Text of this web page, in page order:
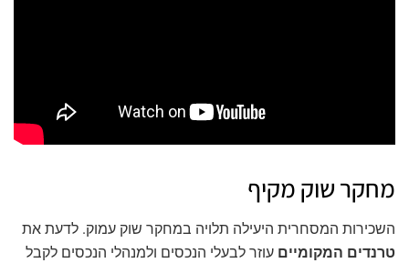
מחקר שוק מקיף
השכירות המסחרית היעילה תלויה במחקר שוק עמוק. לדעת את
טרנדים המקומיים עוזר לבעלי הנכסים ולמנהלי הנכסים לקבל